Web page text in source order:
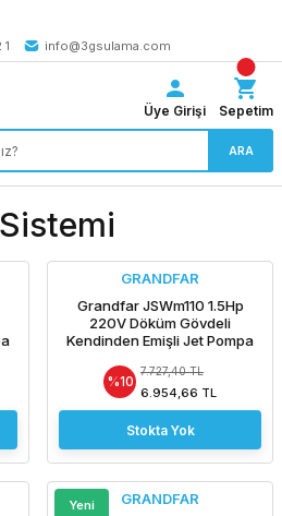
1
info@3gsulama.com
ARA
Üye Girişi Sepetim
GRANDFAR
Grandfar JSWm110 1.5Hp
220V Döküm Gövdeli
Kendinden Emişli Jet Pompa
%10
7.727,40 TL
6.954,66 TL
Stokta Yok
Yeni
GRANDFAR